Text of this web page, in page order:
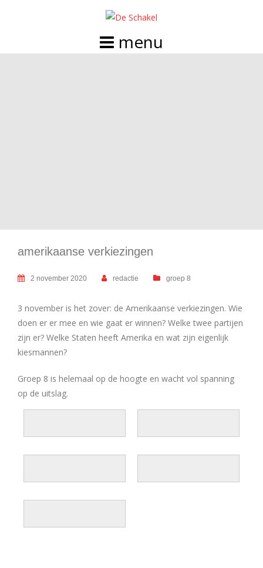
amerikaanse verkiezingen
2 november 2020 redactie groep 8
3 november is het zover: de Amerikaanse verkiezingen. Wie
doen er er mee en wie gaat er winnen? Welke twee partijen
zijn er? Welke Staten heeft Amerika en wat zijn eigenlijk
kiesmannen?
Groep 8 is helemaal op de hoogte en wacht vol spanning
op de uitslag.